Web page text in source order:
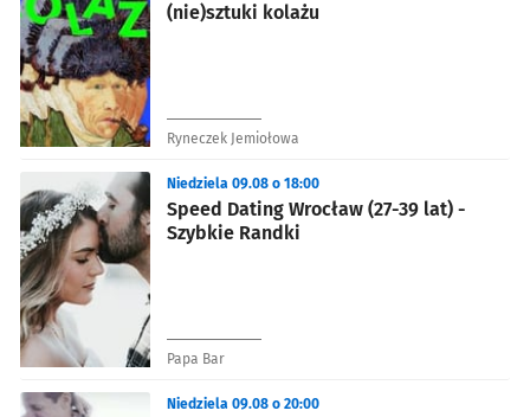
(nie)sztuki kolażu
Ryneczek Jemiołowa
Speed Dating Wrocław (27-39 lat) -
Szybkie Randki
Niedziela 09.08 o 18:00
Papa Bar
Niedziela 09.08 o 20:00